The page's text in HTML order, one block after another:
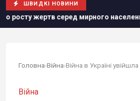
ШВИДКІ НОВИНИ
мирного населення України, – CNN
Головна›Війна›
Війна